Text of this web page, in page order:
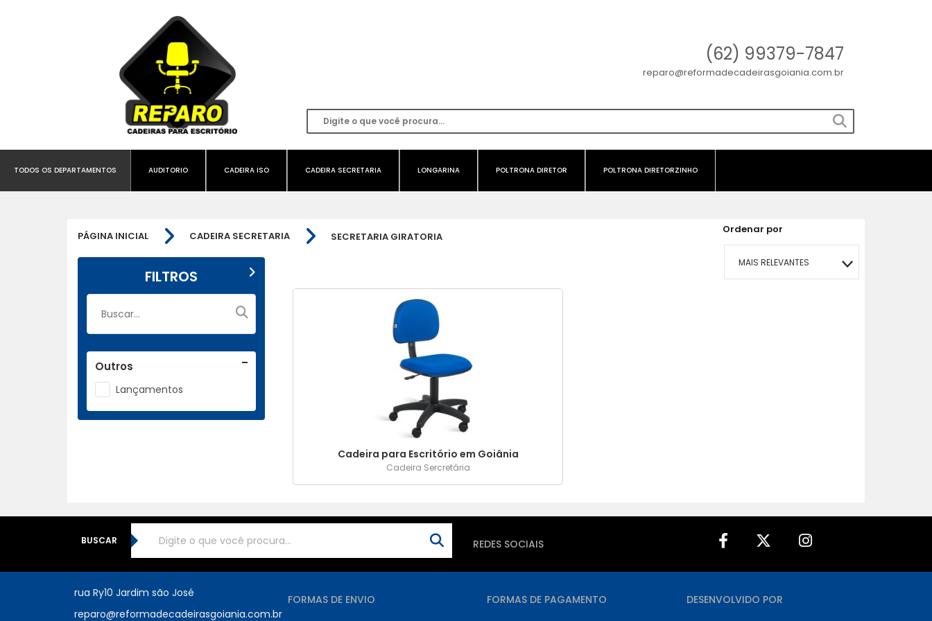
(62) 99379-7847
reparo@reformadecadeirasgoiania.com.br
TODOS OS DEPARTAMENTOS AUDITORIO CADEIRA ISO CADEIRA SECRETARIA LONGARINA POLTRONA DIRETOR POLTRONA DIRETORZINHO
PÁGINA INICIAL CADEIRA SECRETARIA SECRETARIA GIRATORIA
Ordenar por
MAIS RELEVANTES
FILTROS
Outros
Lançamentos
Cadeira para Escritório em Goiânia
Cadeira Sercretária
BUSCAR REDES SOCIAIS
rua Ry10 Jardim são José
reparo@reformadecadeirasgoiania.com.br
FORMAS DE ENVIO FORMAS DE PAGAMENTO DESENVOLVIDO POR